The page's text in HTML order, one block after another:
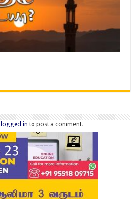
logged in to post a comment.